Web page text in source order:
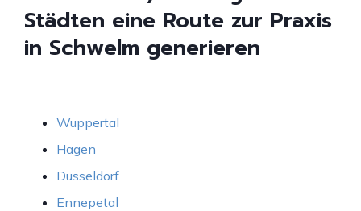
Städten eine Route zur Praxis
in Schwelm generieren
Wuppertal
Hagen
Düsseldorf
Ennepetal